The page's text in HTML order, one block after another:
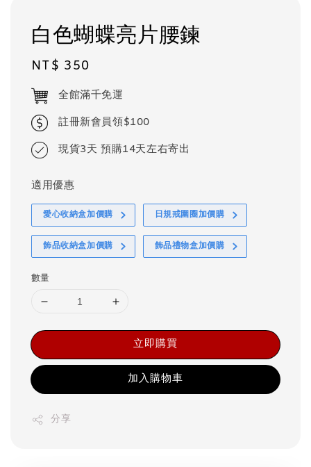
白色蝴蝶亮片腰鍊
Regular
price
NT$ 350
全館滿千免運
註冊新會員領$100
現貨3天 預購14天左右寄出
適用優惠
愛心收納盒加價購 日規戒圍圈加價購
飾品收納盒加價購 飾品禮物盒加價購
數量
立即購買
加入購物車
分享